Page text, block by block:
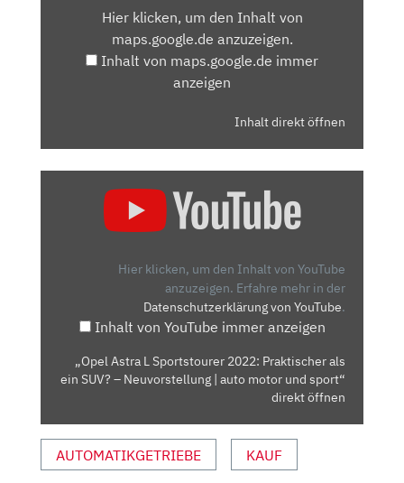
MAPS.GOOGLE.DEHier klicken, um den Inhalt von
maps.google.de anzuzeigen.
Inhalt von maps.google.de immer
anzeigen
Inhalt direkt öffnen
AUTO
MOTOR
Hier klicken, um den Inhalt von YouTube
anzuzeigen. Erfahre mehr in der
Datenschutzerklärung von YouTube.
Inhalt von YouTube immer anzeigen
„Opel Astra L Sportstourer 2022: Praktischer als
ein SUV? – Neuvorstellung | auto motor und sport“
direkt öffnen
AUTOMATIKGETRIEBE KAUF